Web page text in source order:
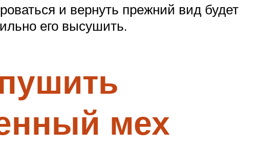
и вернуть прежний вид будет
его высушить.
мех